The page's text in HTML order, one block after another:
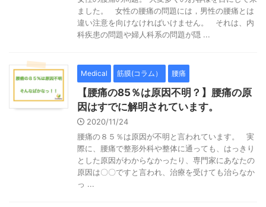
ました。 女性の腰痛の問題には，男性の腰痛とは
違い注意を向けなければいけません。 それは、内
科疾患の問題や婦人科系の問題が隠 ...
Medical 筋膜(コラム） 腰痛
【腰痛の85％は原因不明？】腰痛の原
因はすでに解明されています。
2020/11/24
腰痛の８５％は原因が不明と言われています。 実
際に、腰痛で整形外科や整体に通っても、はっきり
とした原因がわからなかったり、専門家にあなたの
原因は〇〇ですと言われ、治療を受けても治らなか
っ ...